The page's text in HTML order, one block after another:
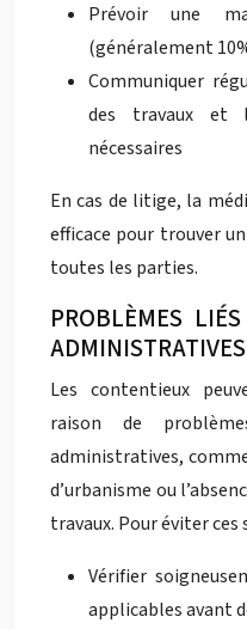
Prévoir une
(généralement
Communiquer
des travaux et
nécessaires
En cas de litige, la
efficace pour trouver
toutes les parties.
PROBLÈMES
ADMINISTRATIVES
Les contentieux
raison de
administratives,
d’urbanisme ou
travaux. Pour éviter ces
Vérifier
applicables avant